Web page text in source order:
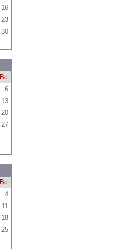
16
23
30
Вс
6
13
20
27
Вс
4
11
18
25